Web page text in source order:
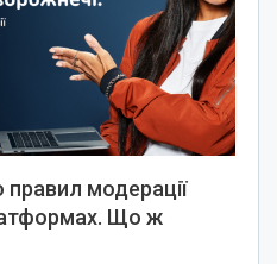
модерації
Що ж